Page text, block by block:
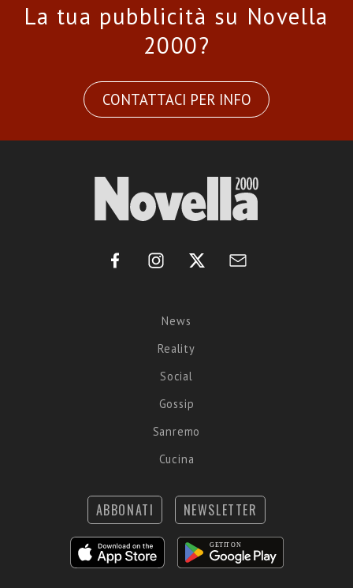
La tua pubblicità su Novella
2000?
CONTATTACI PER INFO
News
Reality
Social
Gossip
Sanremo
Cucina
ABBONATI NEWSLETTER